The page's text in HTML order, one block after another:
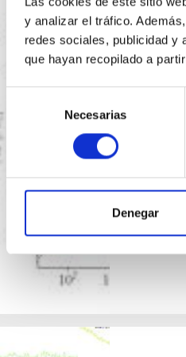
y analizar el tráfico.
redes sociales, publicidad y
que hayan recopilado a
consentimiento
Necesarias
Denegar
Medir
Un
gas